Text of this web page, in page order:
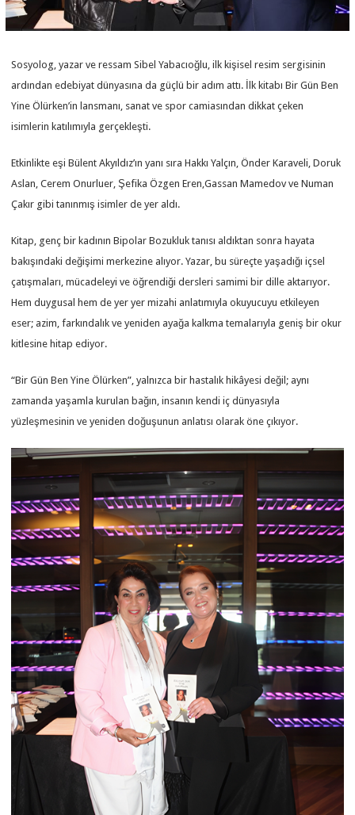
Sosyolog, yazar ve ressam Sibel Yabacıoğlu, ilk kişisel resim sergisinin
ardından edebiyat dünyasına da güçlü bir adım attı. İlk kitabı Bir Gün Ben
Yine Ölürken’in lansmanı, sanat ve spor camiasından dikkat çeken
isimlerin katılımıyla gerçekleşti.
Etkinlikte eşi Bülent Akyıldız’ın yanı sıra Hakkı Yalçın, Önder Karaveli, Doruk
Aslan, Cerem Onurluer, Şefika Özgen Eren,Gassan Mamedov ve Numan
Çakır gibi tanınmış isimler de yer aldı.
Kitap, genç bir kadının Bipolar Bozukluk tanısı aldıktan sonra hayata
bakışındaki değişimi merkezine alıyor. Yazar, bu süreçte yaşadığı içsel
çatışmaları, mücadeleyi ve öğrendiği dersleri samimi bir dille aktarıyor.
Hem duygusal hem de yer yer mizahi anlatımıyla okuyucuyu etkileyen
eser; azim, farkındalık ve yeniden ayağa kalkma temalarıyla geniş bir okur
kitlesine hitap ediyor.
“Bir Gün Ben Yine Ölürken”, yalnızca bir hastalık hikâyesi değil; aynı
zamanda yaşamla kurulan bağın, insanın kendi iç dünyasıyla
yüzleşmesinin ve yeniden doğuşunun anlatısı olarak öne çıkıyor.